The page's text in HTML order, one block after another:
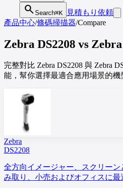
search Search⌘K
見積もり依頼
產品中心/條碼掃描器/Compare
Zebra DS2208 vs Zebra
完整對比 Zebra DS2208 與 Zebra
能，幫你選擇最適合應用場景的機
Zebra
DS2208
全方向イメージャー、スクリー
み取り、小売およびオフィスに最